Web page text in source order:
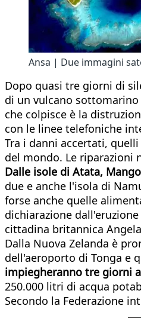
Ansa | Due immagini
Dopo quasi tre giorni di
di un vulcano
che colpisce è la
con le linee telefoniche
Tra i danni accertati,
del mondo. Le riparazioni
Dalle isole di Atata,
due e anche l'isola di
forse anche quelle
dichiarazione
cittadina britannica
Dalla Nuova Zelanda è
dell'aeroporto di Tonga e
impiegheranno tre giorni
250.000 litri di acqua
Secondo la Federazione